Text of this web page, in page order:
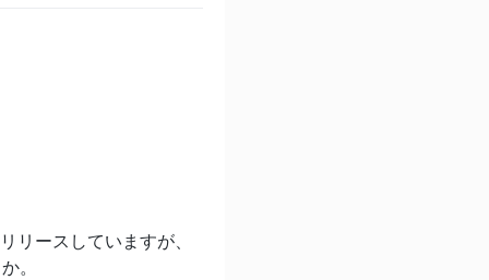
ースしていますが、
。